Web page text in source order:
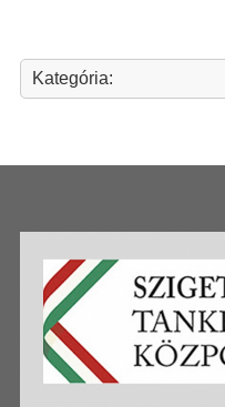
Kategória: